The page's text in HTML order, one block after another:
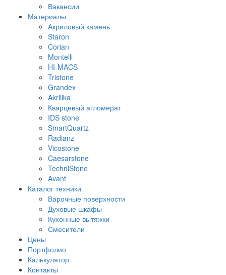
Вакансии
Материалы
Акриловый камень
Staron
Corian
Montelli
HI-MACS
Tristone
Grandex
Akrilika
Кварцевый агломерат
IDS stone
SmartQuartz
Radianz
Vicostone
Caesarstone
TechniStone
Avant
Каталог техники
Варочные поверхности
Духовые шкафы
Кухонные вытяжки
Смесители
Цены
Портфолио
Калькулятор
Контакты